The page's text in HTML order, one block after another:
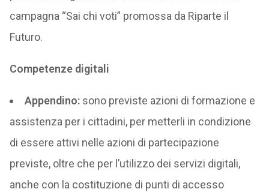
campagna “Sai chi voti” promossa da Riparte il
Futuro.
Competenze digitali
Appendino: sono previste azioni di formazione e
assistenza per i cittadini, per metterli in condizione
di essere attivi nelle azioni di partecipazione
previste, oltre che per l’utilizzo dei servizi digitali,
anche con la costituzione di punti di accesso